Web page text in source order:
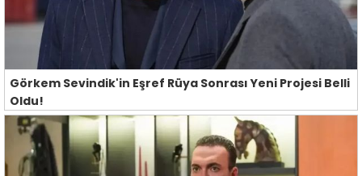
Görkem Sevindik'in Eşref Rüya Sonrası Yeni Projesi Belli
Oldu!